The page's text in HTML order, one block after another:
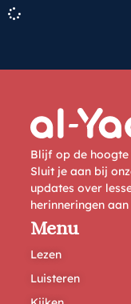
Blijf op de hoogte
Sluit je aan bij
updates over
herinneringen
Menu
Lezen
Luisteren